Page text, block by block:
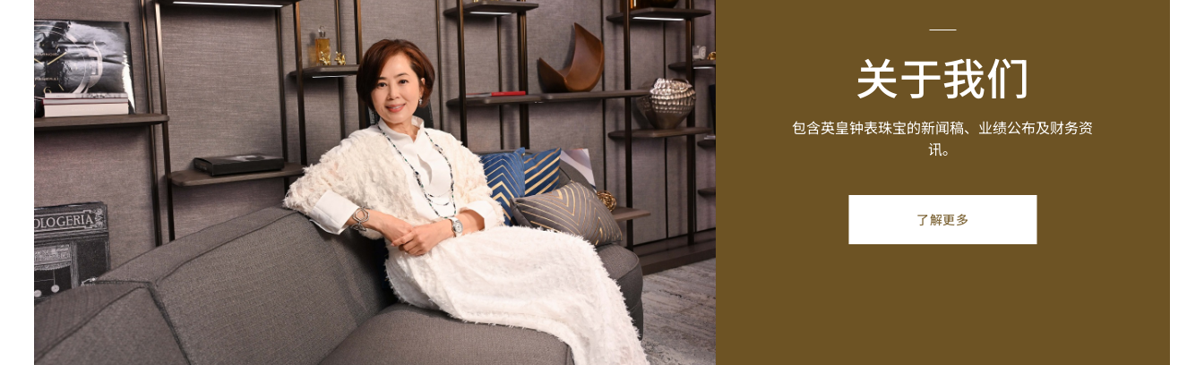
关于我们
包含英皇钟表珠宝的新闻稿、业绩公布及财务资
讯。
了解更多